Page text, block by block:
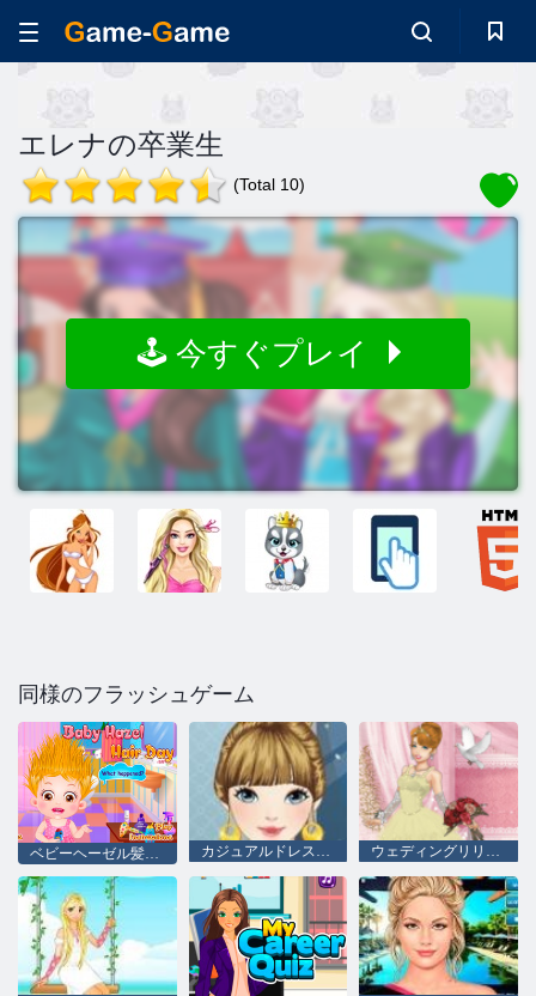
エレナの卒業生
(Total 10)
🕹️ 今すぐプレイ
同様のフラッシュゲーム
ベビーヘーゼル髪のデー カジュアルドレスファッション ウェディングリリー2